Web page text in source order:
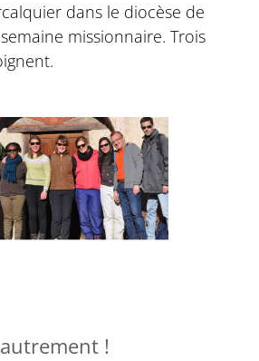
dans le diocèse de
missionnaire. Trois
!